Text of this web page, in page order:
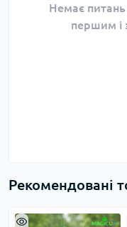
Немає
першим і
Рекомендовані